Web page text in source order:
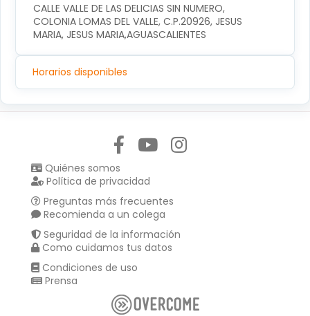
CALLE VALLE DE LAS DELICIAS SIN NUMERO,
COLONIA LOMAS DEL VALLE, C.P.20926, JESUS
MARIA, JESUS MARIA,AGUASCALIENTES
Horarios disponibles
Quiénes somos
Política de privacidad
Preguntas más frecuentes
Recomienda a un colega
Seguridad de la información
Como cuidamos tus datos
Condiciones de uso
Prensa